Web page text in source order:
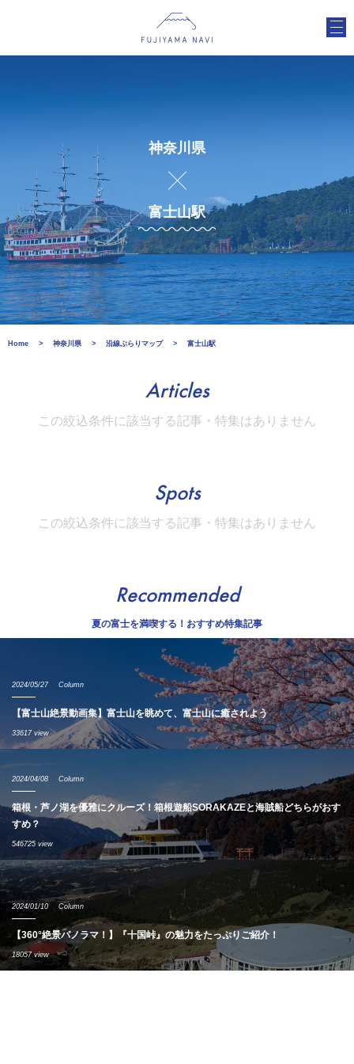
神奈川県
富士山駅
Home 神奈川県 沿線ぶらりマップ 富士山駅
Articles
この絞込条件に該当する記事・特集はありません
Spots
この絞込条件に該当する記事・特集はありません
Recommended
夏の富士を満喫する！おすすめ特集記事
2024/05/27 Column
【富士山絶景動画集】富士山を眺めて、富士山に癒されよう
33617 view
2024/04/08 Column
箱根・芦ノ湖を優雅にクルーズ！箱根遊船SORAKAZEと海賊船どちらがおす
すめ？
546725 view
2024/01/10 Column
【360°絶景パノラマ！】『十国峠』の魅力をたっぷりご紹介！
18057 view